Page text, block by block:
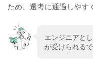
ため、選考に通過しやす
エンジニアと
が受けられるで